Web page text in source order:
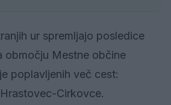
ur spremljajo posledice
območju Mestne občine
poplavljenih več cest:
Cirkovce.